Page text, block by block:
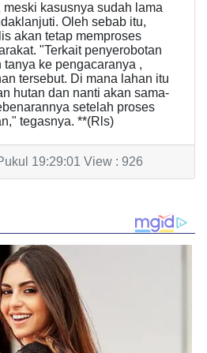
meski kasusnya sudah lama
Oleh sebab itu,
akan tetap memproses
"Terkait penyerobotan
tanya ke pengacaranya ,
tersebut. Di mana lahan itu
hutan dan nanti akan sama-
setelah proses
tegasnya. **(Rls)
19:29:01 View : 926